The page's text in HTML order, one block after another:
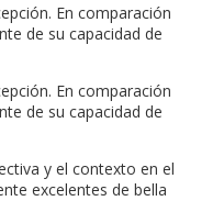
En comparación
de su capacidad de
En comparación
de su capacidad de
y el contexto en el
excelentes de bella